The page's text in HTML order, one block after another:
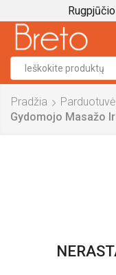
Pradžia
Parduotuvė
Gydomojo Masažo